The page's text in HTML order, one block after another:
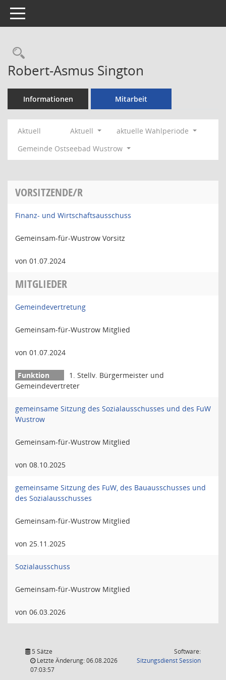
Toggle navigation
Rechercheauswahl
Robert-Asmus Sington
Informationen Mitarbeit
Aktuell Aktuell
aktuelle Wahlperiode
Gemeinde Ostseebad Wustrow
VORSITZENDE/R
Finanz- und Wirtschaftsausschuss
Gemeinsam-für-Wustrow Vorsitz
von 01.07.2024
MITGLIEDER
Gemeindevertretung
Gemeinsam-für-Wustrow Mitglied
von 01.07.2024
1. Stellv. Bürgermeister und
Gemeindevertreter
gemeinsame Sitzung des Sozialausschusses und des FuW
Wustrow
Gemeinsam-für-Wustrow Mitglied
von 08.10.2025
gemeinsame Sitzung des FuW, des Bauausschusses und
des Sozialausschusses
Gemeinsam-für-Wustrow Mitglied
von 25.11.2025
Sozialausschuss
Gemeinsam-für-Wustrow Mitglied
von 06.03.2026
5 Sätze
Letzte Änderung: 06.08.2026
07:03:57
Software:
SitzungsdienstSession(Wird in